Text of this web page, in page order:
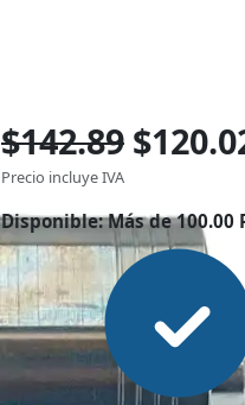
$142.89
Precio incluye IVA
Disponible:Más de 100.00